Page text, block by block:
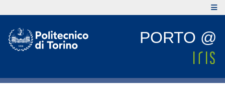
PORTO @